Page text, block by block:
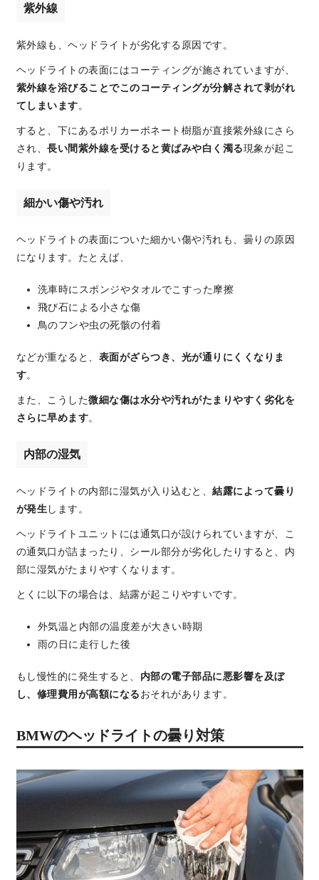
紫外線
紫外線も、ヘッドライトが劣化する原因です。
ヘッドライトの表面にはコーティングが施されていますが、
紫外線を浴びることでこのコーティングが分解されて剥がれ
てしまいます 。
すると、下にあるポリカーボネート樹脂が直接紫外線にさら
され、 長い間紫外線を受けると黄ばみや白く濁る現象が起こ
ります。
細かい傷や汚れ
ヘッドライトの表面についた細かい傷や汚れも、曇りの原因
になります。たとえば、
洗車時にスポンジやタオルでこすった摩擦
飛び石による小さな傷
鳥のフンや虫の死骸の付着
などが重なると、 表面がざらつき、光が通りにくくなりま
す。
また、こうした微細な傷は水分や汚れがたまりやすく劣化を
さらに早めます。
内部の湿気
ヘッドライトの内部に湿気が入り込むと、 結露によって曇り
が発生 します。
ヘッドライトユニットには通気口が設けられていますが、こ
の通気口が詰まったり、シール部分が劣化したりすると、内
部に湿気がたまりやすくなります。
とくに以下の場合は、結露が起こりやすいです。
外気温と内部の温度差が大きい時期
雨の日に走行した後
もし慢性的に発生すると、 内部の電子部品に悪影響を及ぼ
し、修理費用が高額になる おそれがあります。
BMWのヘッドライトの曇り対策